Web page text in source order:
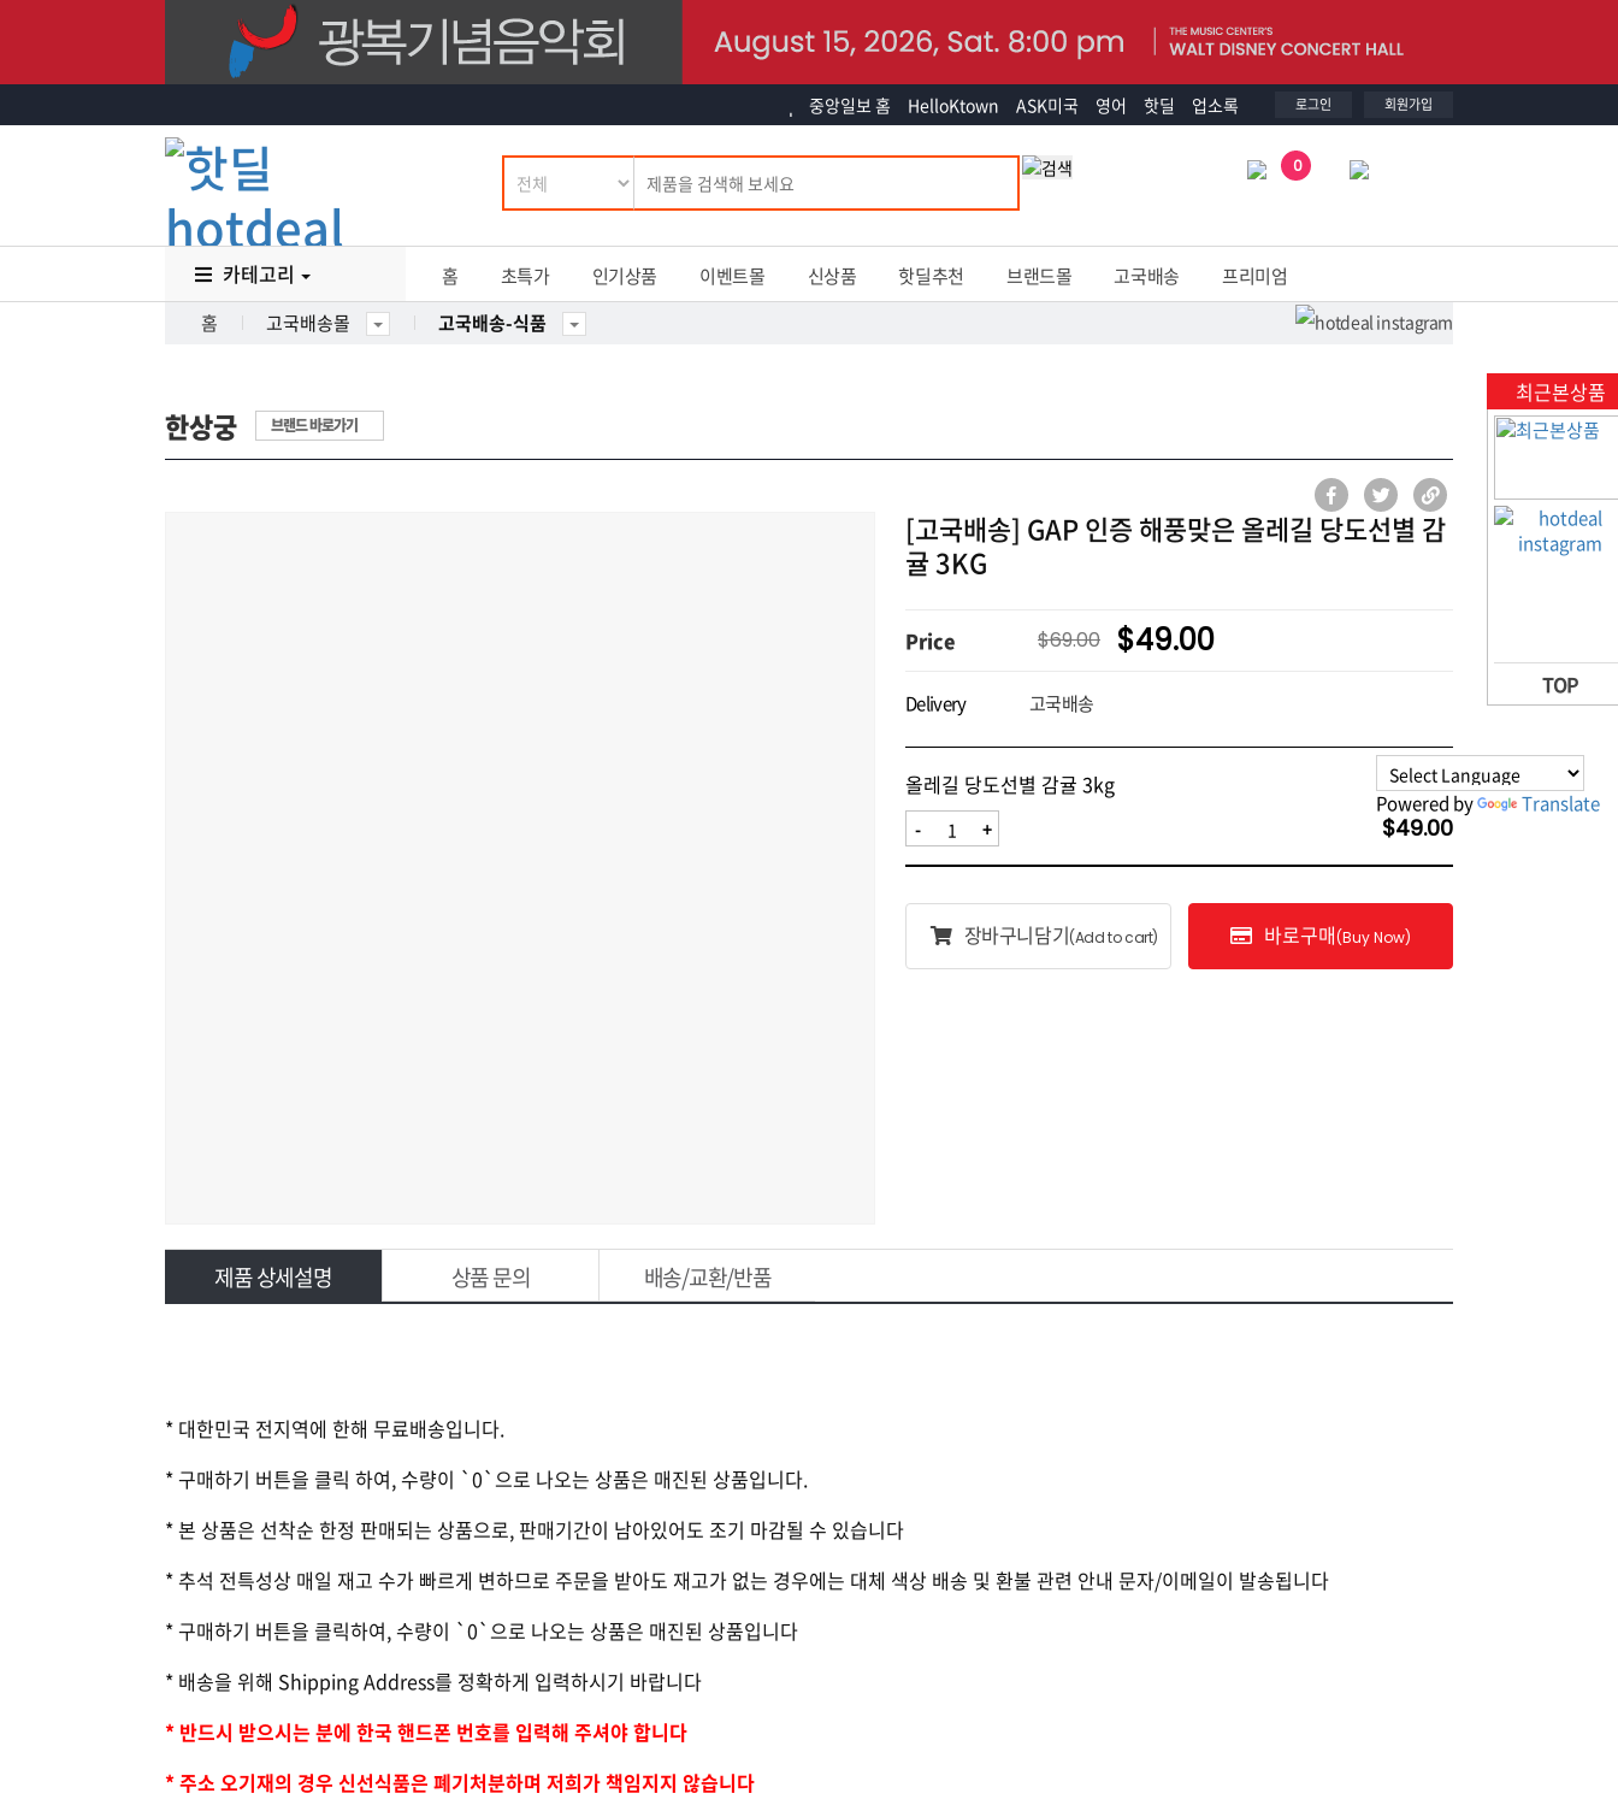
중앙일보 홈 HelloKtown ASK미국 영어 핫딜 업소록 로그인 회원가입
Powered by Translate
0
카테고리 홈 초특가 인기상품 이벤트몰 신상품 핫딜추천 브랜드몰 고국배송
프리미엄
홈
고국배송몰 고국배송-식품
한상궁 브랜드 바로가기
[고국배송] GAP 인증 해풍맞은 올레길 당도선별 감
귤 3KG
Price $69.00 $49.00
Delivery 고국배송
올레길 당도선별 감귤 3kg
- + $49.00
장바구니담기(Add to cart) 바로구매(Buy Now)
제품 상세설명 상품 문의 배송/교환/반품
* 대한민국 전지역에 한해 무료배송입니다.
* 구매하기 버튼을 클릭 하여, 수량이 `0`으로 나오는 상품은 매진된 상품입니다.
* 본 상품은 선착순 한정 판매되는 상품으로, 판매기간이 남아있어도 조기 마감될 수 있습니다
* 추석 전특성상 매일 재고 수가 빠르게 변하므로 주문을 받아도 재고가 없는 경우에는 대체 색상 배송 및 환불 관련 안내 문자/이메일이 발송됩니다
* 구매하기 버튼을 클릭하여, 수량이 `0`으로 나오는 상품은 매진된 상품입니다
* 배송을 위해 Shipping Address를 정확하게 입력하시기 바랍니다
* 반드시 받으시는 분에 한국 핸드폰 번호를 입력해 주셔야 합니다
* 주소 오기재의 경우 신선식품은 폐기처분하며 저희가 책임지지 않습니다
최근본상품
TOP